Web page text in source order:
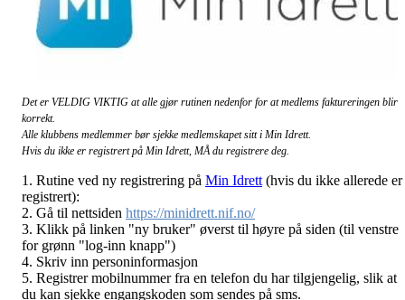
Det er VELDIG VIKTIG at alle gjør rutinen nedenfor for at medlems faktureringen blir
korrekt.
Alle klubbens medlemmer bør sjekke medlemskapet sitt i Min Idrett.
Hvis du ikke er registrert på Min Idrett, MÅ du registrere deg.
1. Rutine ved ny registrering på Min Idrett (hvis du ikke allerede er
registrert):
2. Gå til nettsiden https://minidrett.nif.no/
3. Klikk på linken "ny bruker" øverst til høyre på siden (til venstre
for grønn "log-inn knapp")
4. Skriv inn personinformasjon
5. Registrer mobilnummer fra en telefon du har tilgjengelig, slik at
du kan sjekke engangskoden som sendes på sms.